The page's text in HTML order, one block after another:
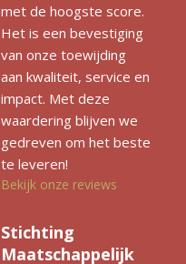
met de hoogste score.
Het is een bevestiging
van onze toewijding
aan kwaliteit, service en
impact. Met deze
waardering blijven we
gedreven om het beste
te leveren!
Bekijk onze reviews
Stichting
Maatschappelijk